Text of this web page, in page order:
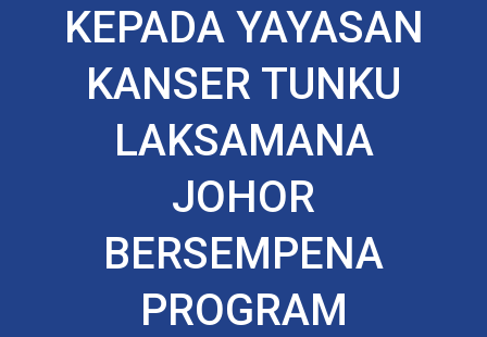
KEPADA YAYASAN
KANSER TUNKU
LAKSAMANA
JOHOR
BERSEMPENA
PROGRAM